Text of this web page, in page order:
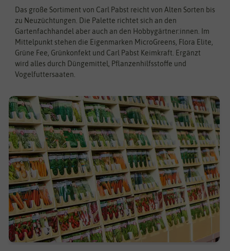
Das große Sortiment von Carl Pabst reicht von Alten Sorten bis
zu Neuzüchtungen. Die Palette richtet sich an den
Gartenfachhandel aber auch an den Hobbygärtner:innen. Im
Mittelpunkt stehen die Eigenmarken MicroGreens, Flora Elite,
Grüne Fee, Grünkonfekt und Carl Pabst Keimkraft. Ergänzt
wird alles durch Düngemittel, Pflanzenhilfsstoffe und
Vogelfuttersaaten.